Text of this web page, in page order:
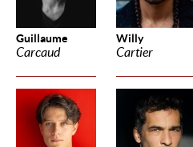
Guillaume
Carcaud
Willy
Cartier